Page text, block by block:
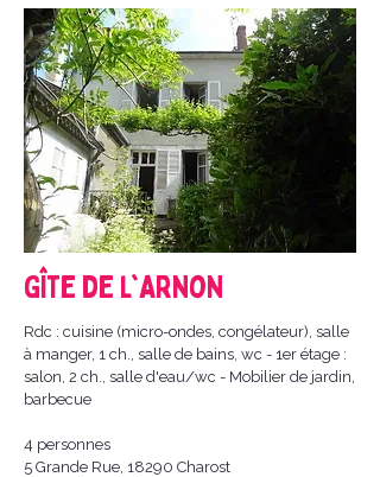
Gîte de l'Arnon
Rdc : cuisine (micro-ondes, congélateur), salle
à manger, 1 ch., salle de bains, wc - 1er étage :
salon, 2 ch., salle d'eau/wc - Mobilier de jardin,
barbecue
4 personnes
5 Grande Rue, 18290 Charost